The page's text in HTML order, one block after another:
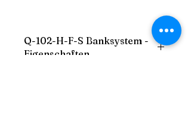
Q-102-H-F-S Banksystem -
Eigenschaften